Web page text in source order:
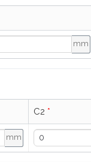
mm
C2 *
mm